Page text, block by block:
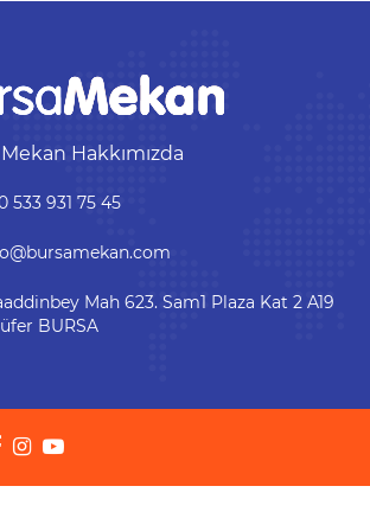
Hakkımızda
533 931 75 45
Mah 623. Sam1 Plaza Kat 2 A19
BURSA